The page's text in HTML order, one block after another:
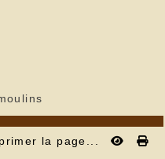
la page...